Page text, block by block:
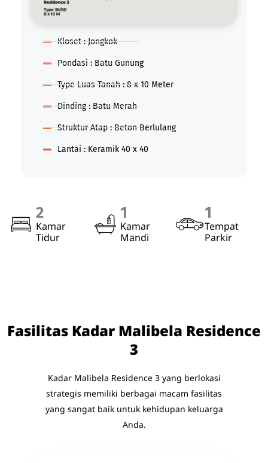
Kloset : Jongkok
Pondasi : Batu Gunung
Type Luas Tanah : 8 x 10 Meter
Dinding : Batu Merah
Struktur Atap : Beton Berlulang
Lantai : Keramik 40 x 40
2
Kamar
Tidur
1
Kamar
Mandi
1
Tempat
Parkir
Fasilitas Kadar Malibela Residence
3
Kadar Malibela Residence 3 yang berlokasi
strategis memiliki berbagai macam fasilitas
yang sangat baik untuk kehidupan keluarga
Anda.